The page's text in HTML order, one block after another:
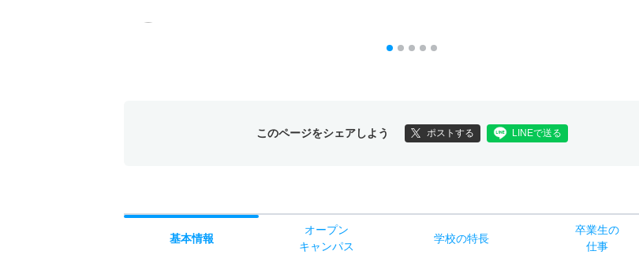
このページをシェアしよう ポストする LINEで送る
基本情報
オープン
キャンパス
学校の特長
卒業生の
仕事